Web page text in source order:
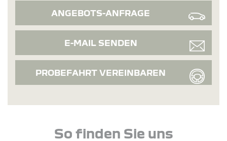
ANGEBOTS-ANFRAGE
E-MAIL SENDEN
PROBEFAHRT VEREINBAREN
So finden Sie uns